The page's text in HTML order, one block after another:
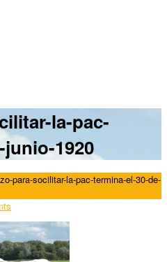
la-pac-
1920
para-socilitar-la-pac-termina-el-30-de-